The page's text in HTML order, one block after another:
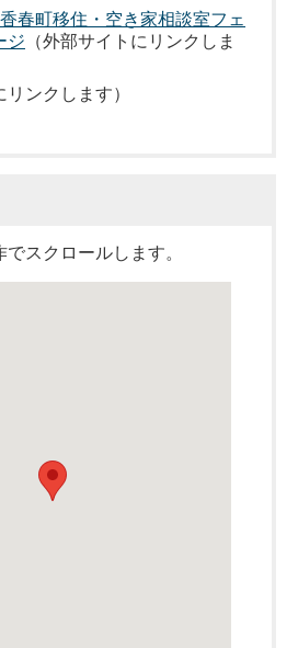
春町移住・空き家相談室フェ
ジ （外部サイトにリンクしま
リンクします）
スクロールします。